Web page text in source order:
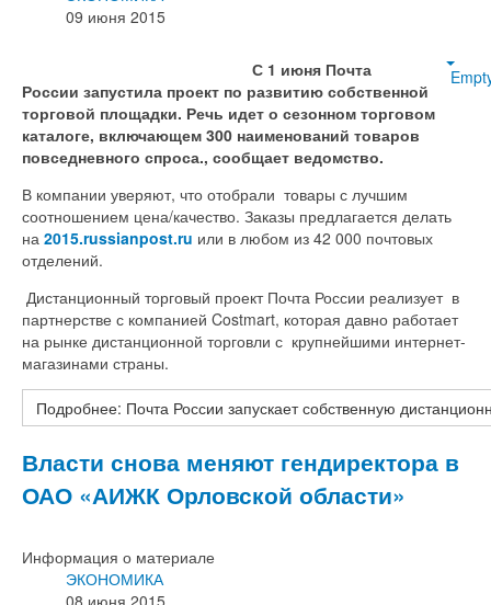
09 июня 2015
С 1 июня Почта
России запустила проект по развитию собственной
торговой площадки. Речь идет о сезонном торговом
каталоге, включающем 300 наименований товаров
повседневного спроса., сообщает ведомство.
В компании уверяют, что отобрали товары с лучшим
соотношением цена/качество. Заказы предлагается делать
на 2015.russianpost.ru или в любом из 42 000 почтовых
отделений.
Дистанционный торговый проект Почта России реализует в
партнерстве с компанией Costmart, которая давно работает
на рынке дистанционной торговли с крупнейшими интернет-
магазинами страны.
Подробнее: Почта России запускает собственную
Власти снова меняют гендиректора в
ОАО «АИЖК Орловской области»
Информация о материале
ЭКОНОМИКА
08 июня 2015